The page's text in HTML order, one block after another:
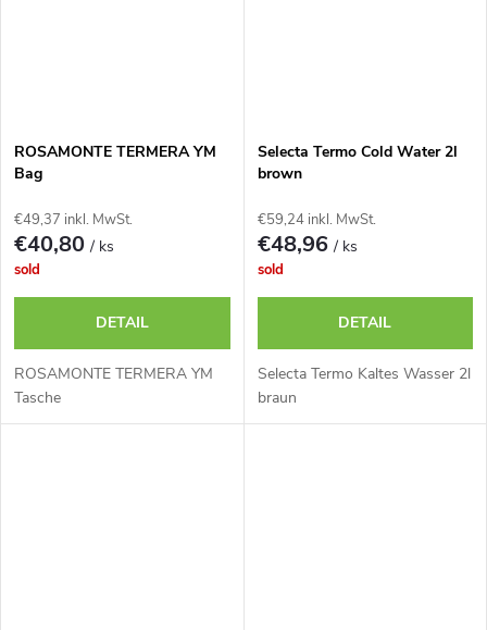
ROSAMONTE TERMERA YM
Bag
€49,37 inkl. MwSt.
€40,80/ ks
sold
DETAIL
ROSAMONTE TERMERA YM
Tasche
Selecta Termo Cold Water 2l
brown
€59,24 inkl. MwSt.
€48,96/ ks
sold
DETAIL
Selecta Termo Kaltes Wasser 2l
braun